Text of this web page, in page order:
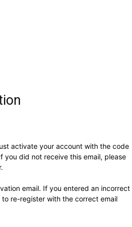
activate your account with the code
you did not receive this email, please
email. If you entered an incorrect
re-register with the correct email